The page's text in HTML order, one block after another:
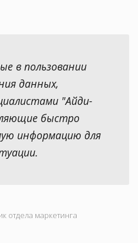
в пользовании
данных,
"Айди-
быстро
информацию для
отдела маркетинга